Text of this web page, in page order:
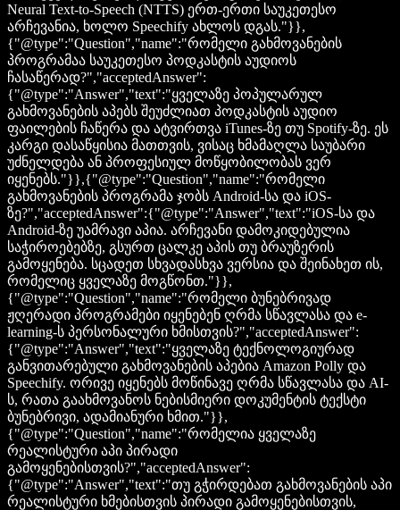
Neural Text-to-Speech (NTTS) ერთ-ერთი საუკეთესო
არჩევანია, ხოლო Speechify ახლოს დგას."}},
{"@type":"Question","name":"რომელი გახმოვანების
პროგრამაა საუკეთესო პოდკასტის აუდიოს
ჩასაწერად?","acceptedAnswer":
{"@type":"Answer","text":"ყველაზე პოპულარულ
გახმოვანების აპებს შეუძლიათ პოდკასტის აუდიო
ფაილების ჩაწერა და ატვირთვა iTunes-ზე თუ Spotify-ზე. ეს
კარგი დასაწყისია მათთვის, ვისაც ხმამაღლა საუბარი
უძნელდება ან პროფესიულ მოწყობილობას ვერ
იყენებს."}},{"@type":"Question","name":"რომელი
გახმოვანების პროგრამა ჯობს Android-სა და iOS-
ზე?","acceptedAnswer":{"@type":"Answer","text":"iOS-სა და
Android-ზე უამრავი აპია. არჩევანი დამოკიდებულია
საჭიროებებზე, გსურთ ცალკე აპის თუ ბრაუზერის
გამოყენება. სცადეთ სხვადასხვა ვერსია და შეინახეთ ის,
რომელიც ყველაზე მოგწონთ."}},
{"@type":"Question","name":"რომელი ბუნებრივად
ჟღერადი პროგრამები იყენებენ ღრმა სწავლასა და e-
learning-ს პერსონალური ხმისთვის?","acceptedAnswer":
{"@type":"Answer","text":"ყველაზე ტექნოლოგიურად
განვითარებული გახმოვანების აპებია Amazon Polly და
Speechify. ორივე იყენებს მოწინავე ღრმა სწავლასა და AI-
ს, რათა გაახმოვანოს ნებისმიერი დოკუმენტის ტექსტი
ბუნებრივი, ადამიანური ხმით."}},
{"@type":"Question","name":"რომელია ყველაზე
რეალისტური აპი პირადი
გამოყენებისთვის?","acceptedAnswer":
{"@type":"Answer","text":"თუ გჭირდებათ გახმოვანების აპი
რეალისტური ხმებისთვის პირადი გამოყენებისთვის,